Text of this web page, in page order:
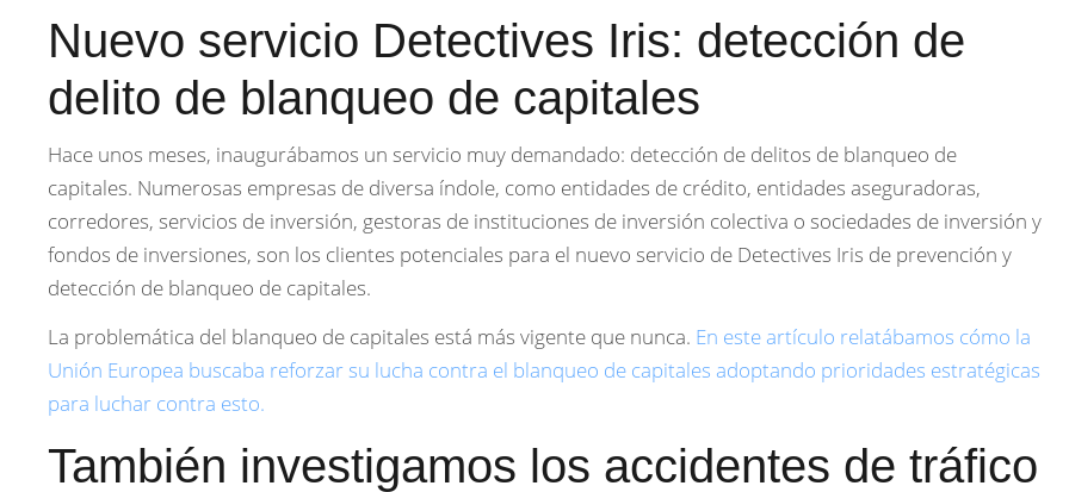
Nuevo servicio Detectives Iris: detección de
delito de blanqueo de capitales
Hace unos meses, inaugurábamos un servicio muy demandado: detección de delitos de blanqueo de
capitales. Numerosas empresas de diversa índole, como entidades de crédito, entidades aseguradoras,
corredores, servicios de inversión, gestoras de instituciones de inversión colectiva o sociedades de inversión y
fondos de inversiones, son los clientes potenciales para el nuevo servicio de Detectives Iris de prevención y
detección de blanqueo de capitales.
La problemática del blanqueo de capitales está más vigente que nunca. En este artículo relatábamos cómo la
Unión Europea buscaba reforzar su lucha contra el blanqueo de capitales adoptando prioridades estratégicas
para luchar contra esto.
También investigamos los accidentes de tráfico